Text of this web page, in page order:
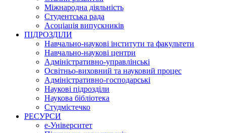
Міжнародна діяльність
Студентська рада
Асоціація випускників
ПІДРОЗДІЛИ
Навчально-наукові інститути та факультети
Навчально-наукові центри
Адміністративно-управлінські
Освітньо-виховний та науковий процес
Адміністративно-господарські
Наукові підрозділи
Наукова бібліотека
Студмістечко
РЕСУРСИ
е-Університет